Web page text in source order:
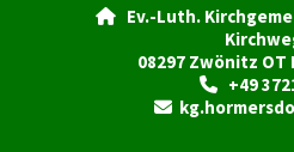
Ev.-Luth.
08297 Zwönitz
+49
